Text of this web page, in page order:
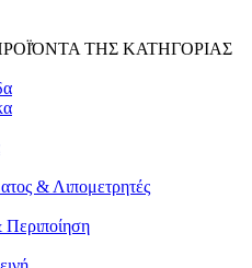
ΤΗΣ ΚΑΤΗΓΟΡΙΑΣ
& Λιπομετρητές
Περιποίηση